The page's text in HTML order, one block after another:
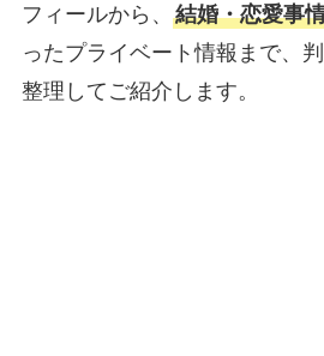
フィールから、 結婚・恋愛事
ったプライベート情報まで、
整理してご紹介します。